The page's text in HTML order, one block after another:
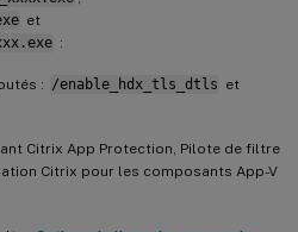
et
:
: /enable_hdx_tls_dtls et
Citrix App Protection, Pilote de filtre
Citrix pour les composants App-V